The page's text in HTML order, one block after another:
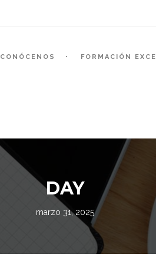
CONÓCENOS FORMACIÓN EXCE
DAY
marzo 31, 2025